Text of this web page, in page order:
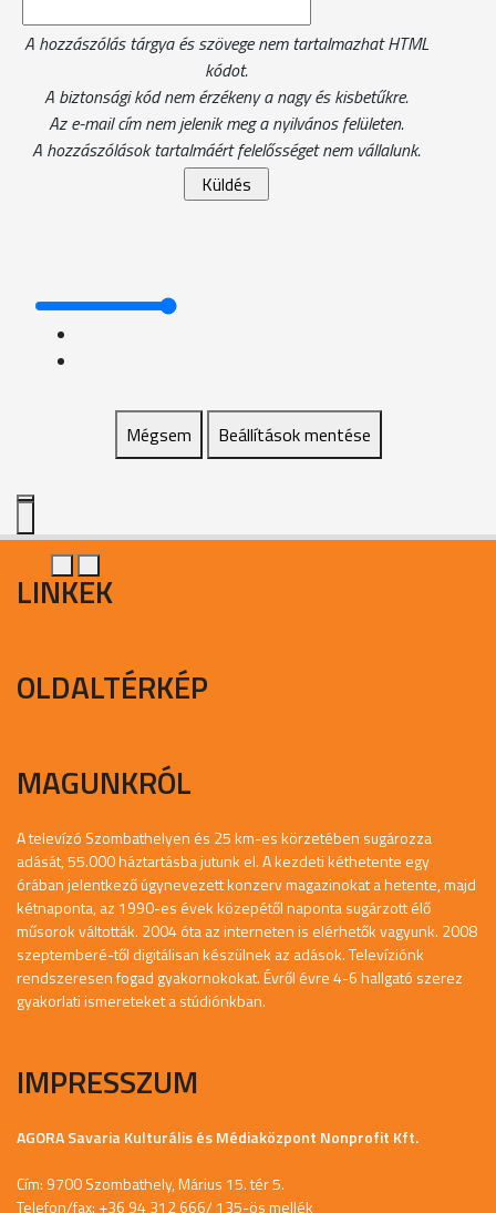
A hozzászólás tárgya és szövege nem tartalmazhat HTML
kódot.
A biztonsági kód nem érzékeny a nagy és kisbetűkre.
Az e-mail cím nem jelenik meg a nyilvános felületen.
A hozzászólások tartalmáért felelősséget nem vállalunk.
Mégsem Beállítások mentése
LINKEK
OLDALTÉRKÉP
MAGUNKRÓL
A televízó Szombathelyen és 25 km-es körzetében sugározza
adását, 55.000 háztartásba jutunk el. A kezdeti kéthetente egy
órában jelentkező úgynevezett konzerv magazinokat a hetente, majd
kétnaponta, az 1990-es évek közepétől naponta sugárzott élő
műsorok váltották. 2004 óta az interneten is elérhetők vagyunk. 2008
szeptemberé-től digitálisan készülnek az adások. Televíziónk
rendszeresen fogad gyakornokokat. Évről évre 4-6 hallgató szerez
gyakorlati ismereteket a stúdiónkban.
IMPRESSZUM
AGORA Savaria Kulturális és Médiaközpont Nonprofit Kft.
Cím: 9700 Szombathely, Márius 15. tér 5.
Telefon/fax: +36 94 312 666/ 135-ös mellék